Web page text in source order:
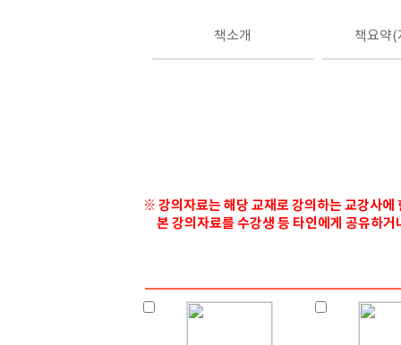
책소개 책요약(
※ 강의자료는 해당 교재로 강의하는 교강사에
본 강의자료를 수강생 등 타인에게 공유하